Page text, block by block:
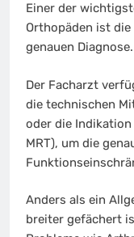
Einer der
Orthopäden ist
genauen Diagnose.
Der Facharzt
die technischen
oder die
MRT), um die
Anders als ein
breiter gefächert